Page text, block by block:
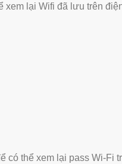
xem lại Wifi đã lưu trên
có thể xem lại pass Wi-Fi